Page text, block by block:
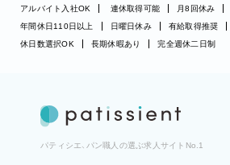
アルバイト入社OK
連休取得可能 月8回休み
年間休日110日以上
日曜日休み 有給取得推奨
休日数選択OK
長期休暇あり 完全週休二日制
パティシエ、パン職人の選ぶ求人サイトNo.1